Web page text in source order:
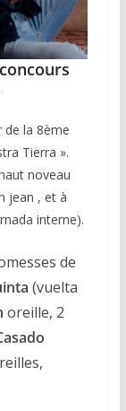
de la 8ème
Tierra ».
noveau
jean , et à
interne).
de
(vuelta
oreille, 2